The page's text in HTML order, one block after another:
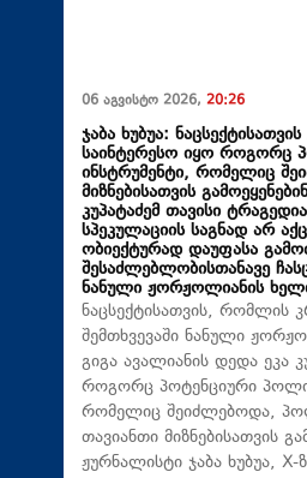
06 აგვისტო 2026, 20:26
ჯაბა ხუბუა:
საინტერესო იყო როგორც
ინსტრუმენტი, რომელიც
მიზნებისათვის
კუპატაძემ თავისი
სპეკულაციის საგნად არ
ობიექტურად დაუფასა
შესაძლებლობისთანავე
ნანული ჟორჟოლიანის
ნაცსექტისათვის, რომლის
შემთხვევაში ნანული
გიგა ავალიანის დედა ეკა
როგორც პოტენციური
რომელიც შეიძლებოდა,
თავიანთი მიზნებისათვის
ჟურნალისტი ჯაბა ხუბუა, X-